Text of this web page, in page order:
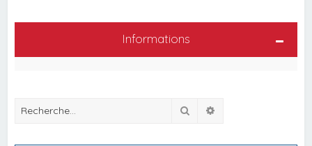
Informations
Rechercher